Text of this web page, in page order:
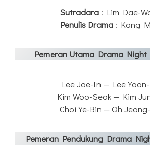
Sutradara : Lim Dae-
Penulis Drama: Kang
Pemeran Utama Drama Night
Lee Jae-In — Lee
Kim Woo-Seok — Kim
Choi Ye-Bin — Oh
Pemeran Pendukung Drama